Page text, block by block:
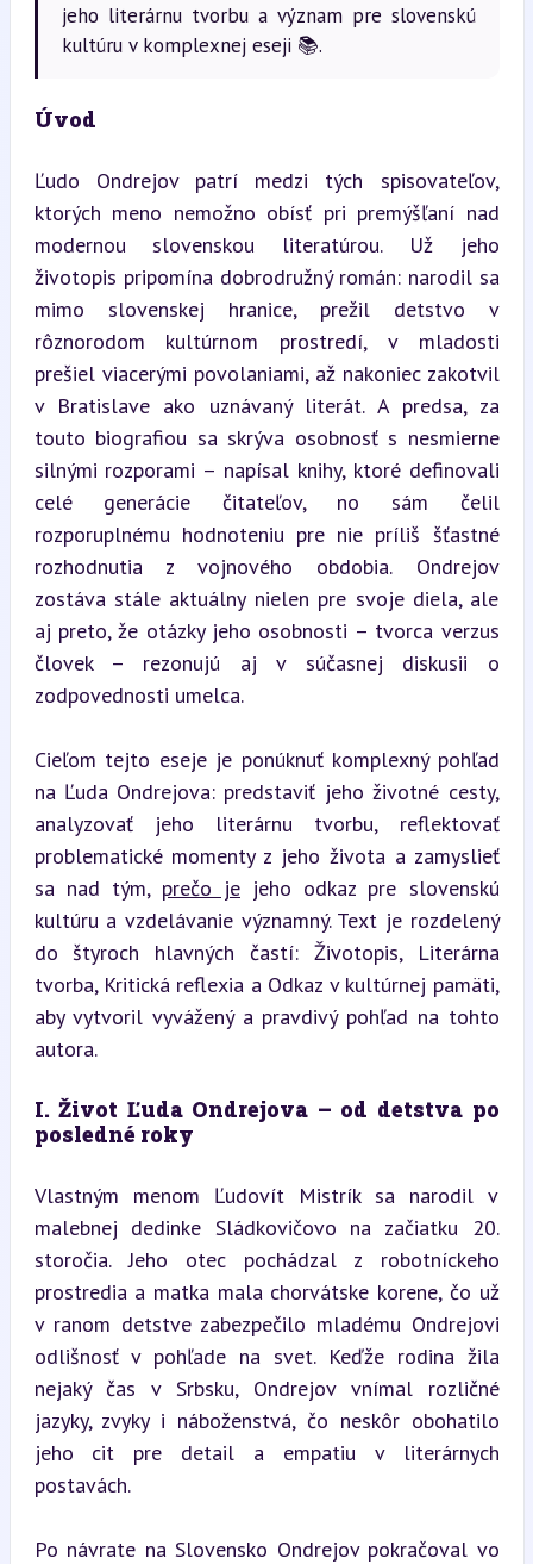
jeho literárnu tvorbu a význam pre slovenskú
kultúru v komplexnej eseji 📚.
Úvod
Ľudo Ondrejov patrí medzi tých spisovateľov,
ktorých meno nemožno obísť pri premýšľaní nad
modernou slovenskou literatúrou. Už jeho
životopis pripomína dobrodružný román: narodil sa
mimo slovenskej hranice, prežil detstvo v
rôznorodom kultúrnom prostredí, v mladosti
prešiel viacerými povolaniami, až nakoniec zakotvil
v Bratislave ako uznávaný literát. A predsa, za
touto biografiou sa skrýva osobnosť s nesmierne
silnými rozporami – napísal knihy, ktoré definovali
celé generácie čitateľov, no sám čelil
rozporuplnému hodnoteniu pre nie príliš šťastné
rozhodnutia z vojnového obdobia. Ondrejov
zostáva stále aktuálny nielen pre svoje diela, ale
aj preto, že otázky jeho osobnosti – tvorca verzus
človek – rezonujú aj v súčasnej diskusii o
zodpovednosti umelca.
Cieľom tejto eseje je ponúknuť komplexný pohľad
na Ľuda Ondrejova: predstaviť jeho životné cesty,
analyzovať jeho literárnu tvorbu, reflektovať
problematické momenty z jeho života a zamyslieť
sa nad tým, prečo je jeho odkaz pre slovenskú
kultúru a vzdelávanie významný. Text je rozdelený
do štyroch hlavných častí: Životopis, Literárna
tvorba, Kritická reflexia a Odkaz v kultúrnej pamäti,
aby vytvoril vyvážený a pravdivý pohľad na tohto
autora.
I. Život Ľuda Ondrejova – od detstva po
posledné roky
Vlastným menom Ľudovít Mistrík sa narodil v
malebnej dedinke Sládkovičovo na začiatku 20.
storočia. Jeho otec pochádzal z robotníckeho
prostredia a matka mala chorvátske korene, čo už
v ranom detstve zabezpečilo mladému Ondrejovi
odlišnosť v pohľade na svet. Keďže rodina žila
nejaký čas v Srbsku, Ondrejov vnímal rozličné
jazyky, zvyky i náboženstvá, čo neskôr obohatilo
jeho cit pre detail a empatiu v literárnych
postavách.
Po návrate na Slovensko Ondrejov pokračoval vo